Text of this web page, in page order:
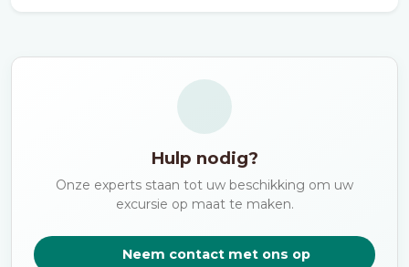
Hulp nodig?
Onze experts staan tot uw beschikking om uw
excursie op maat te maken.
Neem contact met ons op